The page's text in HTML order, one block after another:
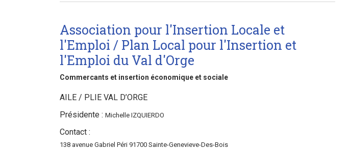
Association pour l'Insertion Locale et
l'Emploi / Plan Local pour l'Insertion et
l'Emploi du Val d'Orge
Commercants et insertion économique et sociale
AILE / PLIE VAL D’ORGE
Présidente : Michelle IZQUIERDO
Contact :
138 avenue Gabriel Péri 91700 Sainte-Genevieve-Des-Bois